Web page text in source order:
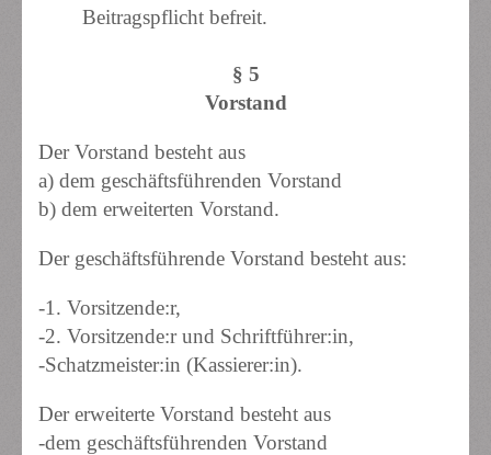
Beitragspflicht befreit.
§ 5
Vorstand
Der Vorstand besteht aus
a) dem geschäftsführenden Vorstand
b) dem erweiterten Vorstand.
Der geschäftsführende Vorstand besteht aus:
-1. Vorsitzende:r,
-2. Vorsitzende:r und Schriftführer:in,
-Schatzmeister:in (Kassierer:in).
Der erweiterte Vorstand besteht aus
-dem geschäftsführenden Vorstand